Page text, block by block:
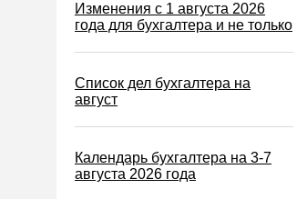
Налог на рекламу
Торговый сбор
Туристический налог
Водный налог
Изменения с 1 августа 2026
года для бухгалтера и не только
Список дел бухгалтера на
август
Календарь бухгалтера на 3-7
августа 2026 года